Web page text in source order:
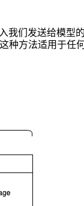
我们发送给模型
种方法适用于任